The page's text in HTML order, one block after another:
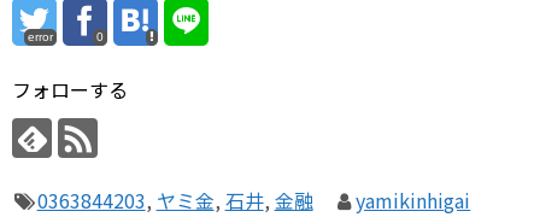
error 0
フォローする
0363844203, ヤミ金, 石井, 金融 yamikinhigai